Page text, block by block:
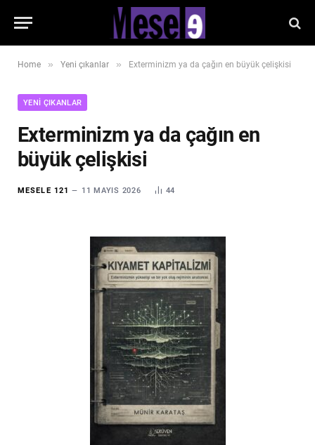
Home » Yeni çıkanlar » Exterminizm ya da çağın en büyük çelişkisi
YENI ÇIKANLAR
Exterminizm ya da çağın en
büyük çelişkisi
MESELE 121 11 MAYIS 2026 44